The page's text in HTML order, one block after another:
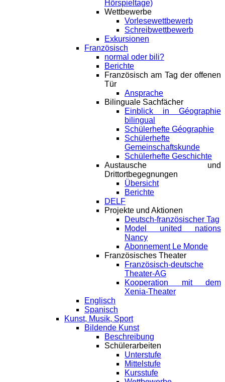
Hörspieltage)
Wettbewerbe
Vorlesewettbewerb
Schreibwettbewerb
Exkursionen
Französisch
normal oder bili?
Berichte
Französisch am Tag der offenen
Tür
Ansprache
Bilinguale Sachfächer
Einblick in Géographie
bilingual
Schülerhefte Géographie
Schülerhefte
Gemeinschaftskunde
Schülerhefte Geschichte
Austausche und
Drittortbegegnungen
Übersicht
Berichte
DELF
Projekte und Aktionen
Deutsch-französischer Tag
Model united nations
Nancy
Abonnement Le Monde
Französisches Theater
Französisch-deutsche
Theater-AG
Kooperation mit dem
Xenia-Theater
Englisch
Spanisch
Kunst, Musik, Sport
Bildende Kunst
Beschreibung
Schülerarbeiten
Unterstufe
Mittelstufe
Kursstufe